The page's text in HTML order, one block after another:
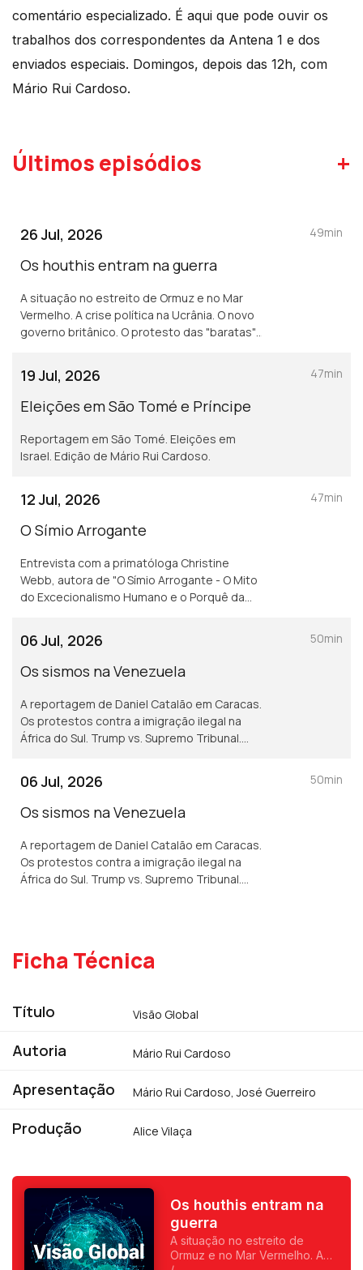
comentário especializado. É aqui que pode ouvir os
trabalhos dos correspondentes da Antena 1 e dos
enviados especiais. Domingos, depois das 12h, com
Mário Rui Cardoso.
Últimos episódios +
26 Jul, 2026
Os houthis entram na guerra
A situação no estreito de Ormuz e no Mar
Vermelho. A crise política na Ucrânia. O novo
governo britânico. O protesto das "baratas".
49min
19 Jul, 2026
Eleições em São Tomé e Príncipe
Reportagem em São Tomé. Eleições em
Israel. Edição de Mário Rui Cardoso.
47min
12 Jul, 2026
O Símio Arrogante
Entrevista com a primatóloga Christine
Webb, autora de "O Símio Arrogante - O Mito
do Excecionalismo Humano e o Porquê da
47min
06 Jul, 2026
Os sismos na Venezuela
A reportagem de Daniel Catalão em Caracas.
Os protestos contra a imigração ilegal na
África do Sul. Trump vs. Supremo Tribunal.
50min
06 Jul, 2026
Os sismos na Venezuela
A reportagem de Daniel Catalão em Caracas.
Os protestos contra a imigração ilegal na
África do Sul. Trump vs. Supremo Tribunal.
50min
Ficha Técnica
Título Visão Global
Autoria Mário Rui Cardoso
Apresentação Mário Rui Cardoso, José Guerreiro
Produção Alice Vilaça
Os houthis entram na
guerra
A situação no estreito de
Ormuz e no Mar Vermelho. A